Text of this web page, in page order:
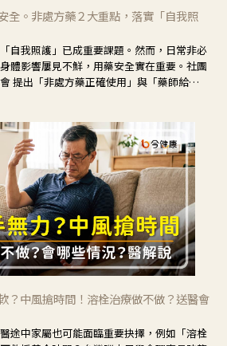
全。非處方藥２大重點，落實「自我照
自我照護」已成重要課題。然而，日常非必
體影響屢見不鮮，用藥安全實在重要。社團
提出「非處方藥正確使用」與「藥師給
？中風搶時間！溶栓治療做不做？送醫會
途中家屬也可能面臨重要抉擇，例如「溶栓